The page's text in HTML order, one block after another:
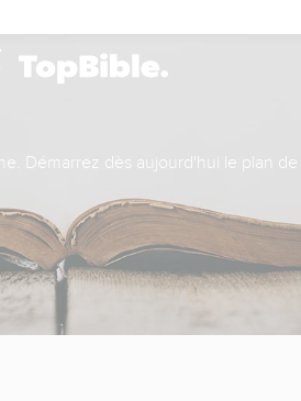
Démarrez dès aujourd'hui le plan